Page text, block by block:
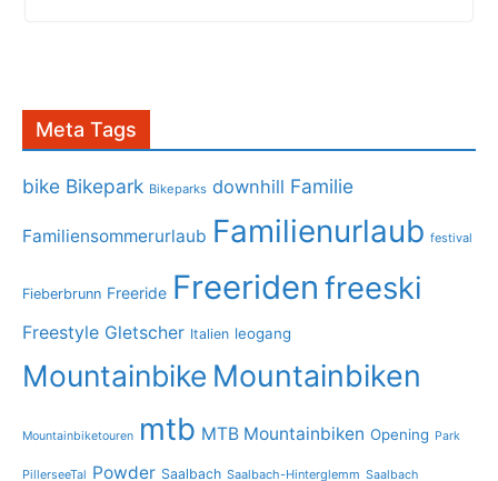
Meta Tags
bike Bikepark Bikeparks downhill Familie
Familiensommerurlaub Familienurlaub festival
Fieberbrunn Freeride Freeriden freeski
Freestyle Gletscher Italien leogang
Mountainbike Mountainbiken
Mountainbiketouren mtb MTB Mountainbiken Opening Park
PillerseeTal Powder Saalbach Saalbach-Hinterglemm Saalbach